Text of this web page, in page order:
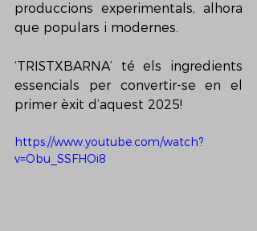
produccions experimentals, alhora
que populars i modernes.
‘TRISTXBARNA’ té els ingredients
essencials per convertir-se en el
primer èxit d’aquest 2025!
https://www.youtube.com/watch?
v=Obu_SSFHOi8